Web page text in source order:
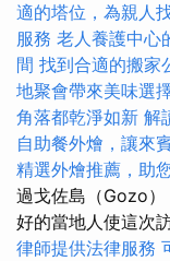
適的塔位，為親人
服務 老人養護中心
間 找到合適的搬家
地聚會帶來美味選
角落都乾淨如新 解
自助餐外燴，讓來
精選外燴推薦，助
過戈佐島（Gozo
好的當地人使這次
律師提供法律服務